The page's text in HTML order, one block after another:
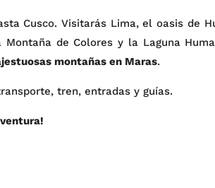
Cusco. Visitarás Lima, el oasis de
Montaña de Colores y la Laguna
montañas en Maras.
tren, entradas y guías.